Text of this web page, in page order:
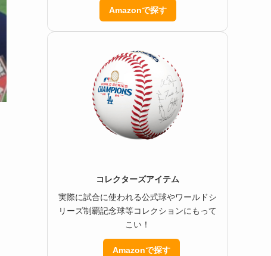
Amazonで探す
コレクターズアイテム
実際に試合に使われる公式球やワールドシ
リーズ制覇記念球等コレクションにもって
こい！
Amazonで探す